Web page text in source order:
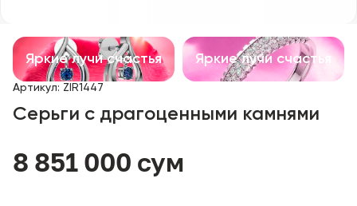
Аксессуары
Все
О нас
Яркие лучи счастья Яркие лучи счастья
Артикул: ZIR1447
Серьги с драгоценными камнями
8 851 000 сум